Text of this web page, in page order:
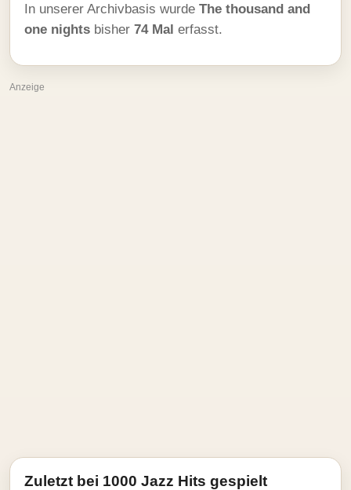
In unserer Archivbasis wurde The thousand and
one nights bisher 74 Mal erfasst.
Anzeige
Zuletzt bei 1000 Jazz Hits gespielt